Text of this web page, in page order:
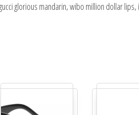
glorious mandarin, wibo million dollar